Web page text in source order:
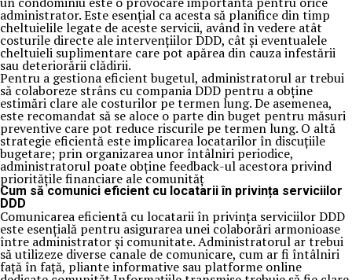
administrator. Este esențial ca acesta să planifice din timp
cheltuielile legate de aceste servicii, având în vedere atât
costurile directe ale intervențiilor DDD, cât și eventualele
cheltuieli suplimentare care pot apărea din cauza infestării
sau deteriorării clădirii.
Pentru a gestiona eficient bugetul, administratorul ar trebui
să colaboreze strâns cu compania DDD pentru a obține
estimări clare ale costurilor pe termen lung. De asemenea,
este recomandat să se aloce o parte din buget pentru măsuri
preventive care pot reduce riscurile pe termen lung. O altă
strategie eficientă este implicarea locatarilor în discuțiile
bugetare; prin organizarea unor întâlniri periodice,
administratorul poate obține feedback-ul acestora privind
prioritățile financiare ale comunităț
Cum să comunici eficient cu locatarii în privința serviciilor
DDD
Comunicarea eficientă cu locatarii în privința serviciilor DDD
este esențială pentru asigurarea unei colaborări armonioase
între administrator și comunitate. Administratorul ar trebui
să utilizeze diverse canale de comunicare, cum ar fi întâlniri
față în față, pliante informative sau platforme online